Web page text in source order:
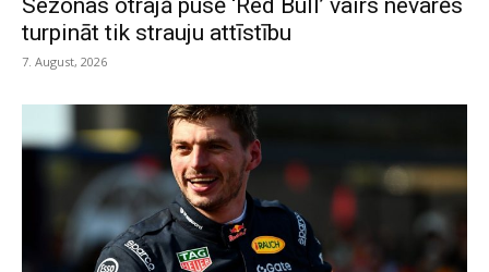
Sezonas otrajā pusē ‘Red Bull’ vairs nevarēs
turpināt tik strauju attīstību
7. August, 2026